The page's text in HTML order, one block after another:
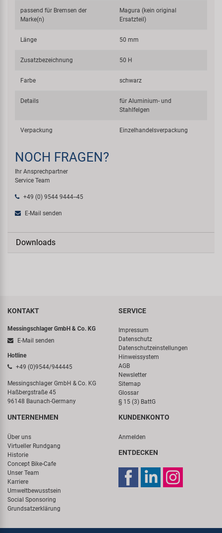
passend für Bremsen der
Marke(n)
Magura (kein original
Ersatzteil)
Länge 50 mm
Zusatzbezeichnung 50 H
Farbe schwarz
Details
für Aluminium- und
Stahlfelgen
Verpackung Einzelhandelsverpackung
NOCH FRAGEN?
Ihr Ansprechpartner
Service Team
+49 (0) 9544 9444--45
E-Mail senden
Downloads
KONTAKT
Messingschlager GmbH & Co. KG
E-Mail senden
Hotline
+49 (0)9544/944445
Messingschlager GmbH & Co. KG
Haßbergstraße 45
96148 Baunach-Germany
SERVICE
Impressum
Datenschutz
Datenschutzeinstellungen
Hinweissystem
AGB
Newsletter
Sitemap
Glossar
§ 15 (3) BattG
UNTERNEHMEN
Über uns
Virtueller Rundgang
Historie
Concept Bike-Cafe
Unser Team
Karriere
Umweltbewusstsein
Social Sponsoring
Grundsatzerklärung
KUNDENKONTO
Anmelden
ENTDECKEN